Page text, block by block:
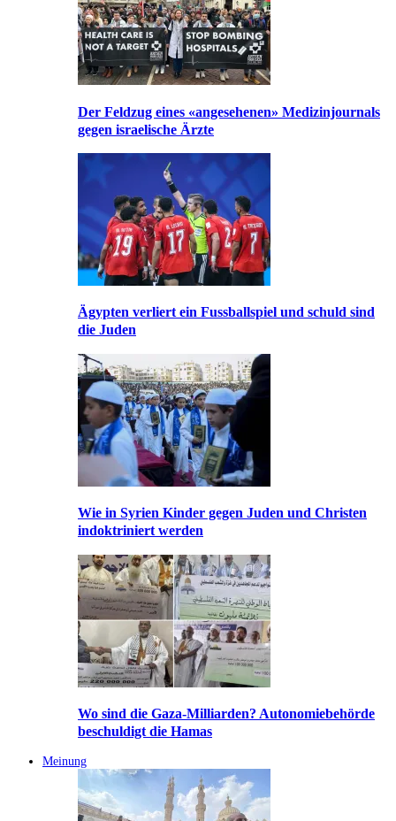
Der Feldzug eines «angesehenen» Medizinjournals
gegen israelische Ärzte
Ägypten verliert ein Fussballspiel und schuld sind
die Juden
Wie in Syrien Kinder gegen Juden und Christen
indoktriniert werden
Wo sind die Gaza-Milliarden? Autonomiebehörde
beschuldigt die Hamas
Meinung